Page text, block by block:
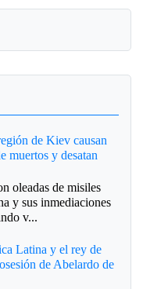
de Kiev causan
muertos y desatan
oleadas de misiles
y sus inmediaciones
v...
Latina y el rey de
de Abelardo de